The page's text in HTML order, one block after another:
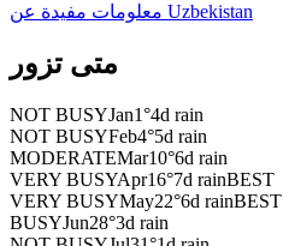
معلومات مفيدة عن Uzbekistan
متى تزور
NOT BUSYJan1°4d rain
NOT BUSYFeb4°5d rain
MODERATEMar10°6d rain
VERY BUSYApr16°7d rainBEST
VERY BUSYMay22°6d rainBEST
BUSYJun28°3d rain